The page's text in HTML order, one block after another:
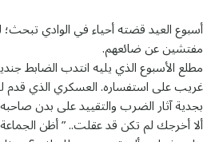
أسبوع العيد قضته أحياء في الوادي تبحث؛
مفتشين عن ضائعهم.
مطلع الأسبوع الذي يليه انتدب الضابط
غريب على استفساره. العسكري الذي
بجدية آثار الضرب والتقييد على بدن
ألا أخرجك لم تكن قد عقلت.. ” أظن